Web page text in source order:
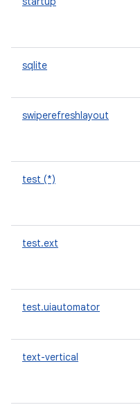
sqlite
swiperefreshlayout
test (*)
test.ext
test.uiautomator
text-vertical